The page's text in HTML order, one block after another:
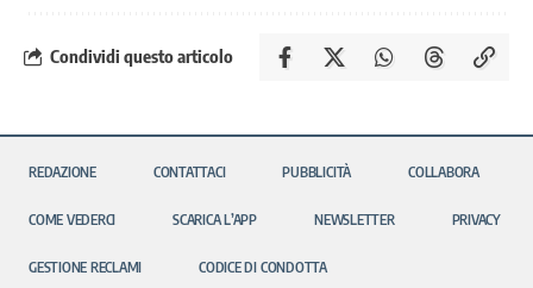
Condividi questo articolo
REDAZIONE CONTATTACI PUBBLICITÀ COLLABORA
COME VEDERCI SCARICA L’APP NEWSLETTER PRIVACY
GESTIONE RECLAMI CODICE DI CONDOTTA